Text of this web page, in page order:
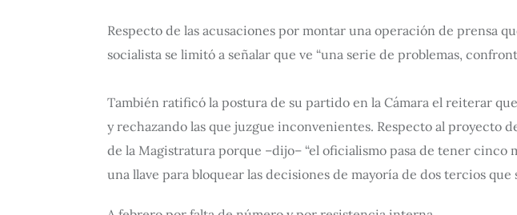
Respecto de las acusaciones por montar una operación de prensa
socialista se limitó a señalar que ve “una serie de problemas,
También ratificó la postura de su partido en la Cámara el reiterar
y rechazando las que juzgue inconvenientes. Respecto al proyecto
de la Magistratura porque –dijo– “el oficialismo pasa de tener
una llave para bloquear las decisiones de mayoría de dos tercios